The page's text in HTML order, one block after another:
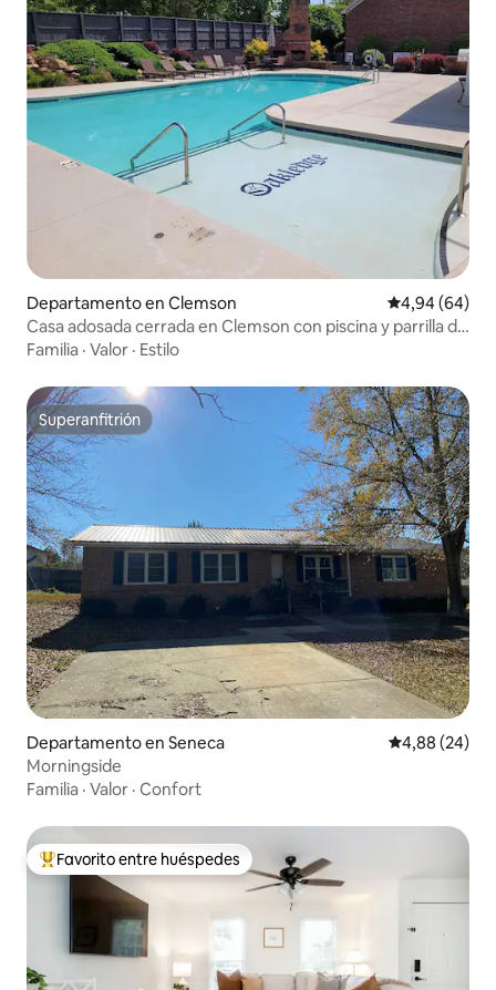
Departamento en Clemson Calificación
4,94 (64)
Casa adosada cerrada en Clemson con piscina y parrilla de
gas
Familia · Valor · Estilo
Superanfitrión
Superanfitrión
Departamento en Seneca Calificación
4,88 (24)
Morningside
Familia · Valor · Confort
Favorito entre los huéspedes más destacados
Favorito entre huéspedes